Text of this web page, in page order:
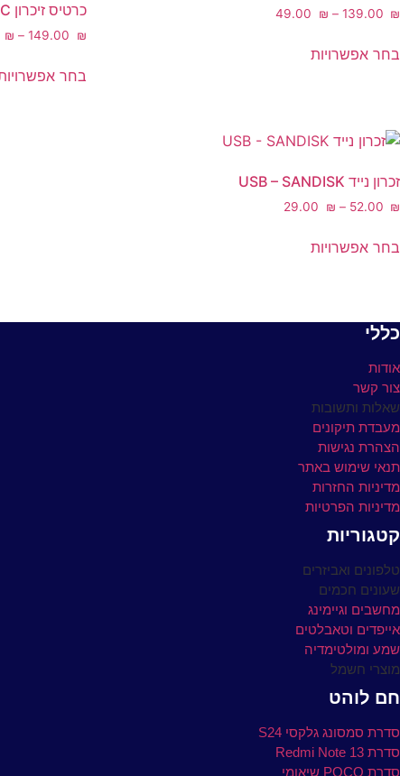
‎49.00 ₪ – ‎139.00 ₪
בחר אפשרויותזה
ניתן
את
האפשרויות
המוצר
כרטיס זיכרון SanDisk Ultra® microSDHC
₪ – ‎149.00 ₪טווח
בחר
זכרון נייד USB – SANDISK
‎29.00 ₪ – ‎52.00 ₪
בחר אפשרויותזה
סוגים.
כללי
אודות
צור קשר
שאלות ותשובות
מעבדת תיקונים
הצהרת נגישות
תנאי שימוש באתר
מדיניות החזרות
מדיניות הפרטיות
קטגוריות
טלפונים ואביזרים
שעונים חכמים
מחשבים וגיימינג
אייפדים וטאבלטים
שמע ומולטימדיה
מוצרי חשמל
חם לוהט
סדרת סמסונג גלקסי S24
סדרת Redmi Note 13
סדרת POCO שיאומי